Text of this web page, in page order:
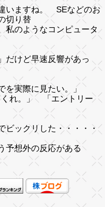
いますね。 SEなどのお
切り替
私のようなコンピュータ
だけど早速反響があっ
を実際に見たい。」
くれ。」 「エントリー
ビックリした・・・・・
予想外の反応がある